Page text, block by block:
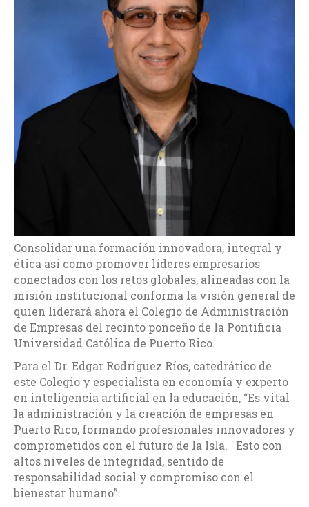
Consolidar una formación innovadora, integral y
ética así como promover líderes empresarios
conectados con los retos globales, alineadas con la
misión institucional conforma la visión general de
quien liderará ahora el Colegio de Administración
de Empresas del recinto ponceño de la Pontificia
Universidad Católica de Puerto Rico.
Para el Dr. Edgar Rodríguez Ríos, catedrático de
este Colegio y especialista en economía y experto
en inteligencia artificial en la educación, “Es vital
la administración y la creación de empresas en
Puerto Rico, formando profesionales innovadores y
comprometidos con el futuro de la Isla. Esto con
altos niveles de integridad, sentido de
responsabilidad social y compromiso con el
bienestar humano”.